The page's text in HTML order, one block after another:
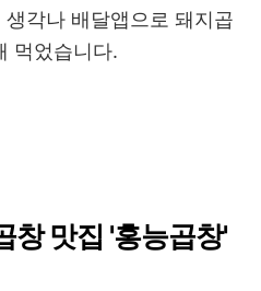
각나 배달앱으로 돼지곱
먹었습니다.
창 맛집 '홍능곱창'